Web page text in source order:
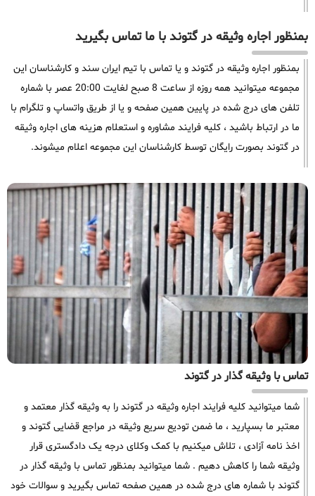
بمنظور اجاره وثیقه در گتوند با ما تماس بگیرید
بمنظور اجاره وثیقه در گتوند و یا تماس با تیم ایران سند و کارشناسان این
مجموعه میتوانید همه روزه از ساعت 8 صبح لغایت 20:00 عصر با شماره
تلفن های درج شده در پایین همین صفحه و یا از طریق واتساپ و تلگرام با
ما در ارتباط باشید ، کلیه فرایند مشاوره و استعلام هزینه های اجاره وثیقه
در گتوند بصورت رایگان توسط کارشناسان این مجموعه اعلام میشوند.
تماس با وثیقه گذار در گتوند
شما میتوانید کلیه فرایند اجاره وثیقه در گتوند را به وثیقه گذار معتمد و
معتبر ما بسپارید ، ما ضمن تودیع سریع وثیقه در مراجع قضایی گتوند و
اخذ نامه آزادی ، تلاش میکنیم با کمک وکلای درجه یک دادگستری قرار
وثیقه شما را کاهش دهیم . شما میتوانید بمنظور تماس با وثیقه گذار در
گتوند با شماره های درج شده در همین صفحه تماس بگیرید و سوالات خود